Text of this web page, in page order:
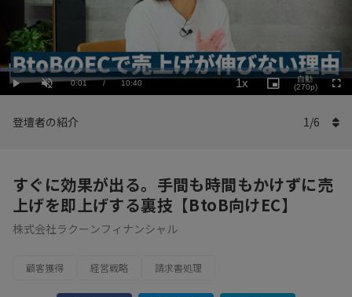
Play UnmuteCurrent
0:01 / Duration
10:40
Loaded:
5.63%
1x
Playback
Rate
Picture-
in-
自動
(270p)
登壇者の紹介 1/6
すぐに効果が出る。手間も時間もかけずに売
上げを即上げする裏技【BtoB向けEC】
株式会社ラクーンフィナンシャル
顧客獲得 経営戦略 請求書処理